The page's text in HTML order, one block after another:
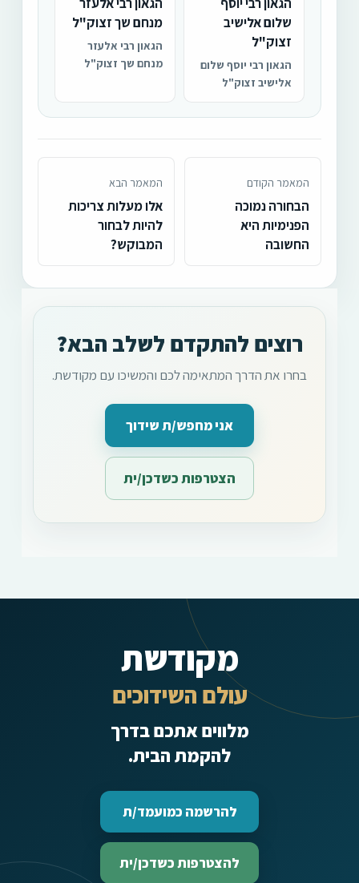
שלום אלישיב
זצוק"ל
הגאון רבי יוסף שלום
אלישיב זצוק"ל
מנחם שך זצוק"ל
הגאון רבי אלעזר
מנחם שך זצוק"ל
המאמר הקודם
הבחורה נמוכה
הפנימיות היא
החשובה
המאמר הבא
אלו מעלות צריכות
להיות לבחור
המבוקש?
רוצים להתקדם לשלב הבא?
בחרו את הדרך המתאימה לכם והמשיכו עם מקודשת.
אני מחפש/ת שידוך
הצטרפות כשדכן/ית
מקודשת
עולם השידוכים
מלווים אתכם בדרך
להקמת הבית.
להרשמה כמועמד/ת
להצטרפות כשדכן/ית